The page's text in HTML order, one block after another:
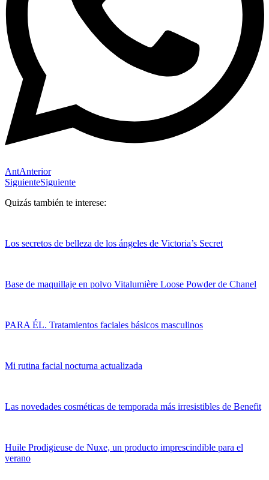
AntAnterior
SiguienteSiguiente
Quizás también te interese:
Los secretos de belleza de los ángeles de Victoria’s Secret
Base de maquillaje en polvo Vitalumière Loose Powder de Chanel
PARA ÉL. Tratamientos faciales básicos masculinos
Mi rutina facial nocturna actualizada
Las novedades cosméticas de temporada más irresistibles de Benefit
Huile Prodigieuse de Nuxe, un producto imprescindible para el
verano